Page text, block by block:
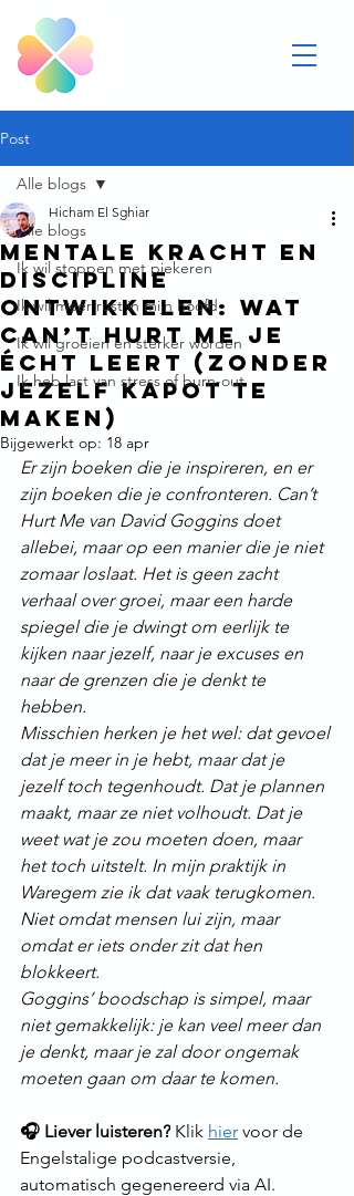
Post
Alle blogs
Ik wil stoppen met piekeren
Ik wil meer rust in mijn hoofd
Ik wil groeien en sterker worden
Ik heb last van stress of burn-out
Alle blogs
Mentale kracht en
discipline
ontwikkelen: wat
Can’t Hurt Me je
écht leert (zonder
jezelf kapot te
maken)
Hicham El Sghiar
Bijgewerkt op: 18 apr
Er zijn boeken die je inspireren, en er
zijn boeken die je confronteren. Can’t
Hurt Me van David Goggins doet
allebei, maar op een manier die je niet
zomaar loslaat. Het is geen zacht
verhaal over groei, maar een harde
spiegel die je dwingt om eerlijk te
kijken naar jezelf, naar je excuses en
naar de grenzen die je denkt te
hebben.
Misschien herken je het wel: dat gevoel
dat je meer in je hebt, maar dat je
jezelf toch tegenhoudt. Dat je plannen
maakt, maar ze niet volhoudt. Dat je
weet wat je zou moeten doen, maar
het toch uitstelt. In mijn praktijk in
Waregem zie ik dat vaak terugkomen.
Niet omdat mensen lui zijn, maar
omdat er iets onder zit dat hen
blokkeert.
Goggins’ boodschap is simpel, maar
niet gemakkelijk: je kan veel meer dan
je denkt, maar je zal door ongemak
moeten gaan om daar te komen.
🎧 Liever luisteren? Klik hier voor de
Engelstalige podcastversie,
automatisch gegenereerd via AI.